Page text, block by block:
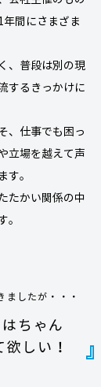
間にさまざま
、普段は別の現
するきっかけに
、仕事でも困っ
立場を越えて声
す。
たかい関係の中
。
ましたが・・・
はちゃん
しい！
​』